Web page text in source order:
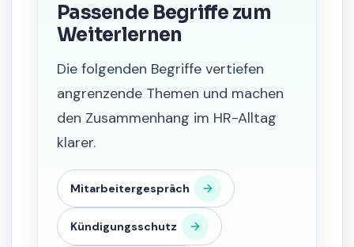
Passende Begriffe zum
Weiterlernen
Die folgenden Begriffe vertiefen
angrenzende Themen und machen
den Zusammenhang im HR-Alltag
klarer.
Mitarbeitergespräch
Kündigungsschutz